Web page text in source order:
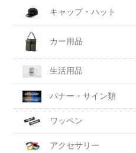
キャップ・ハット
カー用品
生活用品
バナー・サイン類
ワッペン
アクセサリー